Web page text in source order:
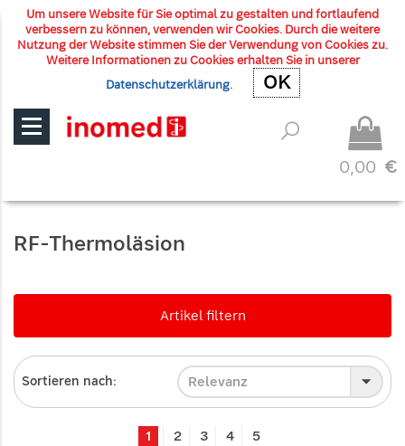
Um unsere Website für Sie optimal zu gestalten und fortlaufend
verbessern zu können, verwenden wir Cookies. Durch die weitere
Nutzung der Website stimmen Sie der Verwendung von Cookies zu.
Weitere Informationen zu Cookies erhalten Sie in unserer
Datenschutzerklärung. OKOK
0,00 €
RF-Thermoläsion
Artikel filtern
Sortieren nach: Relevanz
1 2 3 4 5